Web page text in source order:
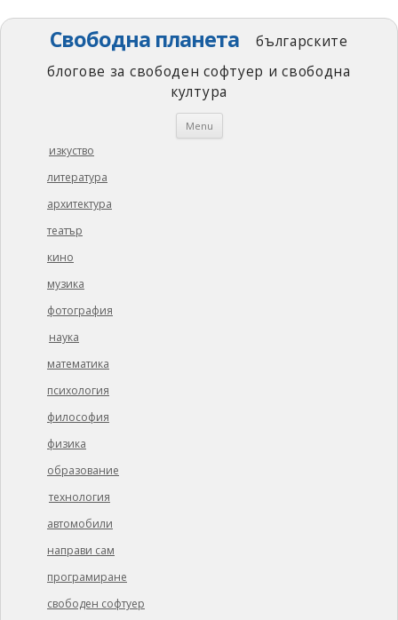
Свободна планета
българските
блогове за свободен софтуер и свободна
култура
Menu Skip
изкуство
литература
архитектура
театър
кино
музика
фотография
наука
математика
психология
философия
физика
образование
технология
автомобили
направи сам
програмиране
свободен софтуер